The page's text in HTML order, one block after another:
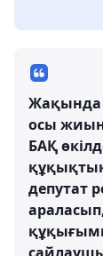
Жақында
осы
БАҚ
депутат